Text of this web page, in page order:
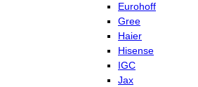
Eurohoff
Gree
Haier
Hisense
IGC
Jax